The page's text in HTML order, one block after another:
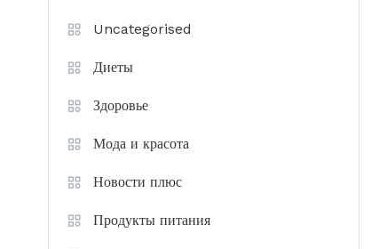
Uncategorised
Диеты
Здоровье
Мода и красота
Новости плюс
Продукты питания